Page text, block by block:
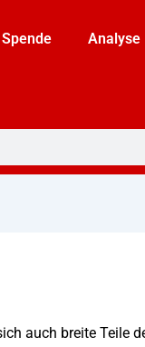
Spende Analyse
auch breite Teile